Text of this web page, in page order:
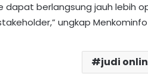
dapat berlangsung jauh lebih
ungkap Menkominfo
judi